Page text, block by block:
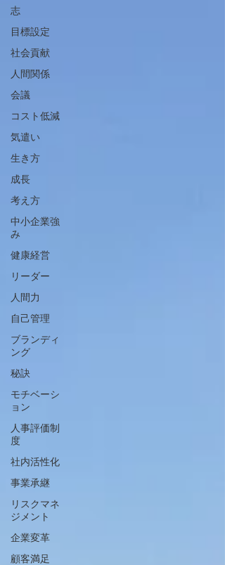
志
目標設定
社会貢献
人間関係
会議
コスト低減
気遣い
生き方
成長
考え方
中小企業強
み
健康経営
リーダー
人間力
自己管理
ブランディ
ング
秘訣
モチベーシ
ョン
人事評価制
度
社内活性化
事業承継
リスクマネ
ジメント
企業変革
顧客満足